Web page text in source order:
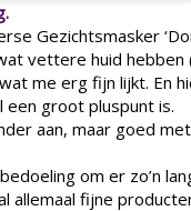
Gezichtsmasker
vettere huid hebben
me erg fijn lijkt. En
groot pluspunt is.
aan, maar goed
om er zo’n
allemaal fijne